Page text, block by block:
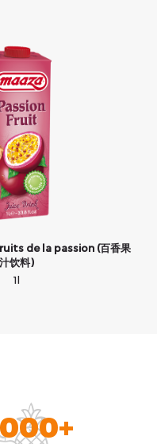
de la passion (百香果
汁饮料)
1l
000+